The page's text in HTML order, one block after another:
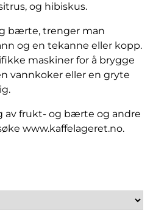
og hibiskus.
bærte, trenger man
og en tekanne eller kopp.
maskiner for å brygge
vannkoker eller en gryte
av frukt- og bærte og andre
www.kaffelageret.no.